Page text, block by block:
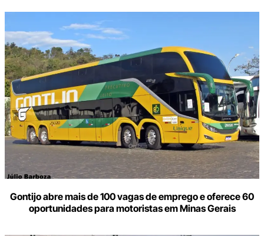
Gontijo abre mais de 100 vagas de emprego e oferece 60
oportunidades para motoristas em Minas Gerais